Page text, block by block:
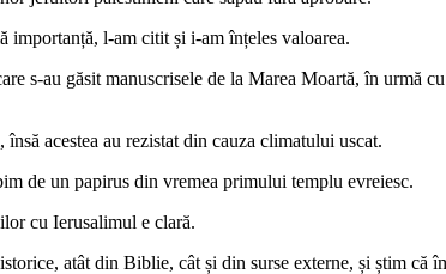
importanță, l-am citit și i-am înțeles valoarea.
s-au găsit manuscrisele de la Marea Moartă, în urmă
acestea au rezistat din cauza climatului uscat.
de un papirus din vremea primului templu evreiesc.
cu Ierusalimul e clară.
atât din Biblie, cât și din surse externe, și știm că